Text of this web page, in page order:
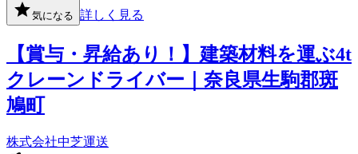
気になる 詳しく見る
【賞与・昇給あり！】建築材料を運ぶ4t
クレーンドライバー｜奈良県生駒郡斑
鳩町
株式会社中芝運送